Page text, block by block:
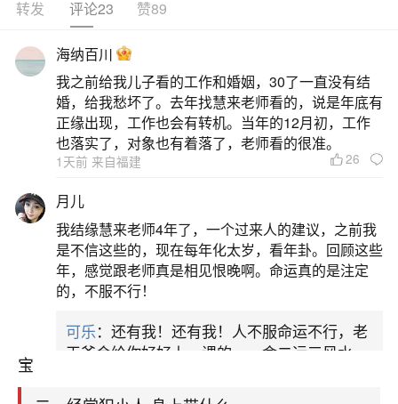
生活中像犯小人女性佩戴什么？都是很常见的
问题，但是小问题不注意可能会引起大麻烦，下面
就这个问题给大家做一些解读：
一、化解小人最厉害的方法
2.佩戴黑曜石或黑水晶手链，既能防止小人，
又能避邪。3.男性可以在腰间挂五帝钱，女性可以
放在钱包中，以防止小人。4.仙人掌法：剪一张人
形纸片，写上小人的名字（不知道名字可用“小人”代
替），放在仙人掌下，办公桌或家中即可。5.增强
自身运势，运势强则小人远离。1997年出生的人可
在东南方放置喜庆物品，如木雕财神、福禄寿或元
宝
转发 评论23 赞89
海纳百川
我之前给我儿子看的工作和婚姻，30了一直没有结
婚，给我愁坏了。去年找慧来老师看的，说是年底有
正缘出现，工作也会有转机。当年的12月初，工作
也落实了，对象也有着落了，老师看的很准。
1天前 来自福建 26
月儿
我结缘慧来老师4年了，一个过来人的建议，之前我
是不信这些的，现在每年化太岁，看年卦。回顾这些
年，感觉跟老师真是相见恨晚啊。命运真的是注定
的，不服不行！
可乐：还有我！还有我！人不服命运不行，老
天爷会给你好好上一课的。一命二运三风水，
平安是福
：我也是每年找老师化太岁，看年